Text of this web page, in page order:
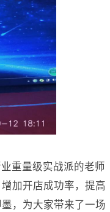
重量级实战派的老师
加开店成功率，提高
，为大家带来了一场